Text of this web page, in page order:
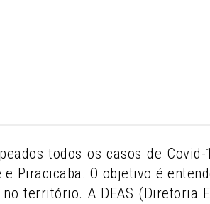
todos os casos de
e Piracicaba. O objetivo é
território. A DEAS (Diretoria